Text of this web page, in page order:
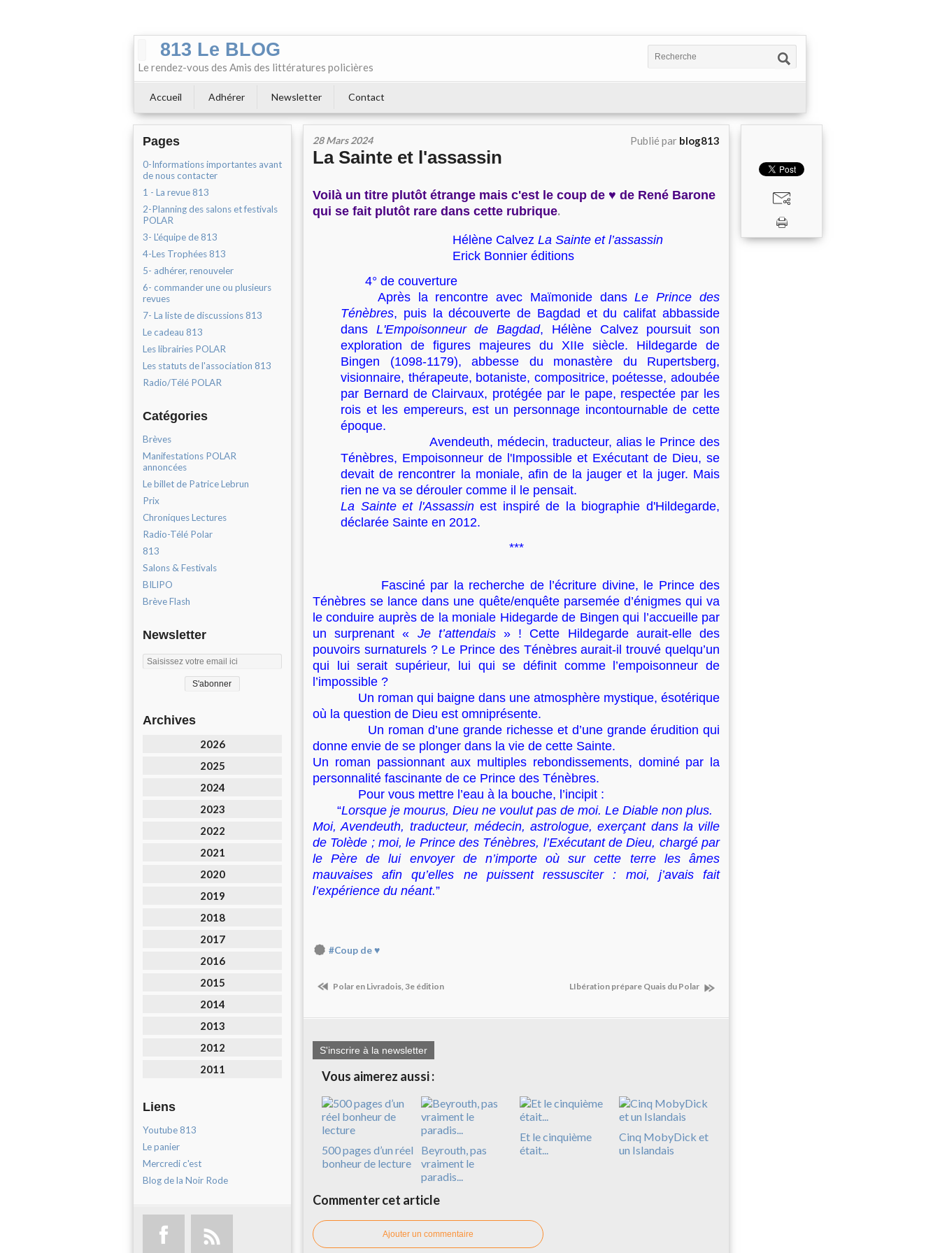
813 Le BLOG
Le rendez-vous des Amis des littératures policières
Accueil Adhérer Newsletter Contact
Pages
0-Informations importantes avant
de nous contacter
1 - La revue 813
2-Planning des salons et festivals
POLAR
3- L'équipe de 813
4-Les Trophées 813
5- adhérer, renouveler
6- commander une ou plusieurs
revues
7- La liste de discussions 813
Le cadeau 813
Les librairies POLAR
Les statuts de l'association 813
Radio/Télé POLAR
Catégories
Brèves
Manifestations POLAR
annoncées
Le billet de Patrice Lebrun
Prix
Chroniques Lectures
Radio-Télé Polar
813
Salons & Festivals
BILIPO
Brève Flash
Newsletter
Archives
2026
2025
2024
2023
2022
2021
2020
2019
2018
2017
2016
2015
2014
2013
2012
2011
Liens
Youtube 813
Le panier
Mercredi c'est
Blog de la Noir Rode
28 Mars 2024 Publié par blog813
La Sainte et l'assassin
Voilà un titre plutôt étrange mais c'est le coup de ♥ de René Barone
qui se fait plutôt rare dans cette rubrique.
Hélène Calvez La Sainte et l’assassin
Erick Bonnier éditions
4° de couverture
Après la rencontre avec Maïmonide dansLe Prince des
Ténèbres, puis la découverte de Bagdad et du califat abbasside
dans L'Empoisonneur de Bagdad, Hélène Calvez poursuit son
exploration de figures majeures du XIIe siècle. Hildegarde de
Bingen (1098-1179), abbesse du monastère du Rupertsberg,
visionnaire, thérapeute, botaniste, compositrice, poétesse, adoubée
par Bernard de Clairvaux, protégée par le pape, respectée par les
rois et les empereurs, est un personnage incontournable de cette
époque.
Avendeuth, médecin, traducteur, alias le Prince des
Ténèbres, Empoisonneur de l'Impossible et Exécutant de Dieu, se
devait de rencontrer la moniale, afin de la jauger et la juger. Mais
rien ne va se dérouler comme il le pensait.
La Sainte et l'Assassinest inspiré de la biographie d'Hildegarde,
déclarée Sainte en 2012.
***
Fasciné par la recherche de l’écriture divine, le Prince des
Ténèbres se lance dans une quête/enquête parsemée d’énigmes qui va
le conduire auprès de la moniale Hidegarde de Bingen qui l’accueille par
un surprenant « Je t’attendais» ! Cette Hildegarde aurait-elle des
pouvoirs surnaturels ? Le Prince des Ténèbres aurait-il trouvé quelqu’un
qui lui serait supérieur, lui qui se définit comme l’empoisonneur de
l’impossible ?
Un roman qui baigne dans une atmosphère mystique, ésotérique
où la question de Dieu est omniprésente.
Un roman d’une grande richesse et d’une grande érudition qui
donne envie de se plonger dans la vie de cette Sainte.
Un roman passionnant aux multiples rebondissements, dominé par la
personnalité fascinante de ce Prince des Ténèbres.
Pour vous mettre l’eau à la bouche, l’incipit :
“Lorsque je mourus, Dieu ne voulut pas de moi. Le Diable non plus.
Moi, Avendeuth, traducteur, médecin, astrologue, exerçant dans la ville
de Tolède ; moi, le Prince des Ténèbres, l’Exécutant de Dieu, chargé par
le Père de lui envoyer de n’importe où sur cette terre les âmes
mauvaises afin qu’elles ne puissent ressusciter : moi, j’avais fait
l’expérience du néant.”
#Coup de ♥
Polar en Livradois, 3e édition LIbération prépare Quais du Polar
S'inscrire à la newsletter
Vous aimerez aussi :
500 pages d’un réel
bonheur de lecture
Beyrouth, pas
vraiment le
paradis...
Et le cinquième
était...
Cinq MobyDick et
un Islandais
Commenter cet article
Ajouter un commentaire